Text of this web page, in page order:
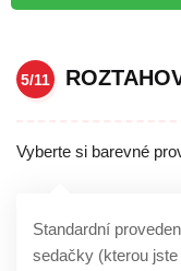
5/11
Vyberte si barevné
Standardní
sedačky (kterou